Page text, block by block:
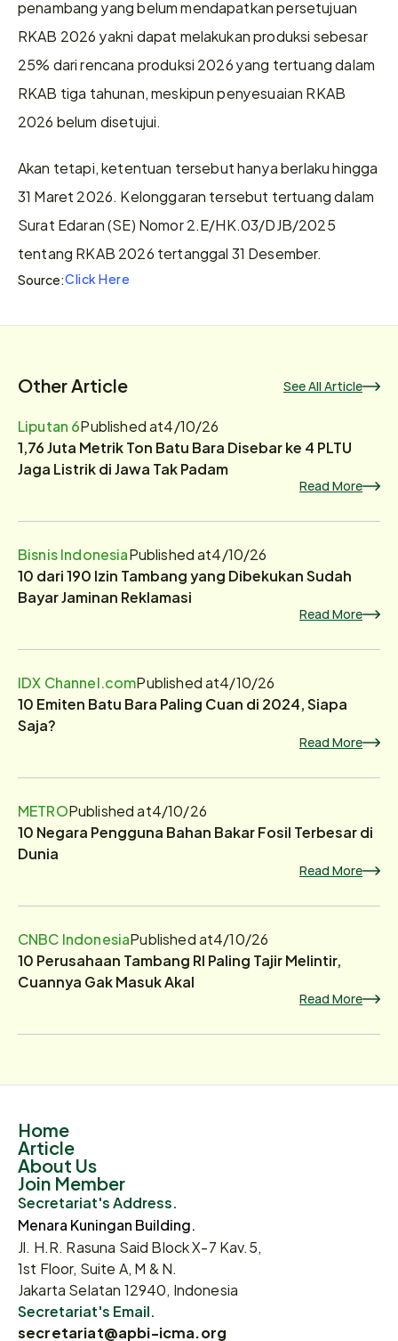
penambang yang belum mendapatkan persetujuan
RKAB 2026 yakni dapat melakukan produksi sebesar
25% dari rencana produksi 2026 yang tertuang dalam
RKAB tiga tahunan, meskipun penyesuaian RKAB
2026 belum disetujui.
Akan tetapi, ketentuan tersebut hanya berlaku hingga
31 Maret 2026. Kelonggaran tersebut tertuang dalam
Surat Edaran (SE) Nomor 2.E/HK.03/DJB/2025
tentang RKAB 2026 tertanggal 31 Desember.
Source:Click Here
Other Article See All Article
Liputan 6Published at4/10/26
1,76 Juta Metrik Ton Batu Bara Disebar ke 4 PLTU
Jaga Listrik di Jawa Tak Padam
Read More
Bisnis IndonesiaPublished at4/10/26
10 dari 190 Izin Tambang yang Dibekukan Sudah
Bayar Jaminan Reklamasi
Read More
IDX Channel.comPublished at4/10/26
10 Emiten Batu Bara Paling Cuan di 2024, Siapa
Saja?
Read More
METROPublished at4/10/26
10 Negara Pengguna Bahan Bakar Fosil Terbesar di
Dunia
Read More
CNBC IndonesiaPublished at4/10/26
10 Perusahaan Tambang RI Paling Tajir Melintir,
Cuannya Gak Masuk Akal
Read More
Home
Article
About Us
Join Member
Secretariat's Address.
Menara Kuningan Building.
Jl. H.R. Rasuna Said Block X-7 Kav.5,
1st Floor, Suite A, M & N.
Jakarta Selatan 12940, Indonesia
Secretariat's Email.
secretariat@apbi-icma.org